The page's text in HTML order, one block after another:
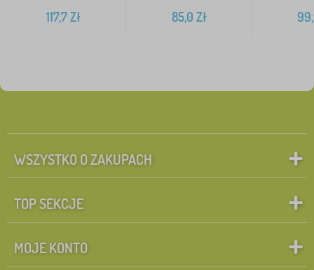
117,7Zł 85,0 Zł
WSZYSTKO O ZAKUPACH
TOP SEKCJE
MOJE KONTO